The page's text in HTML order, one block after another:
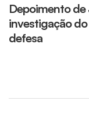
Depoimento de
investigação
defesa